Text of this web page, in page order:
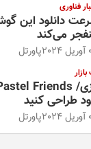
فناوری
دانلود این
می‌کند
پاورتل
طراحی کنید
پاورتل